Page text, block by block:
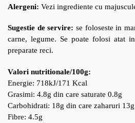
Alergeni: Vezi ingrediente cu
Sugestie de servire: se foloseste in
carne, legume. Se poate folosi atat
preparate reci.
Valori nutritionale/100g:
Energie: 718kJ/171 Kcal
Grasimi: 4.8g din care saturate 0.8g
Carbohidrati: 18g din care zaharuri 13g
Fibre: 4.5g